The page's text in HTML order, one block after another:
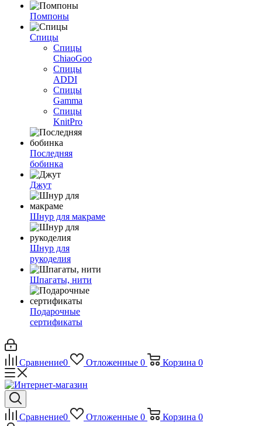
Помпоны
Спицы
Спицы
ChiaoGoo
Спицы
ADDI
Спицы
Gamma
Спицы
KnitPro
Последняя
бобинка
Джут
Шнур для макраме
Шнур для
рукоделия
Шпагаты, нити
Подарочные
сертификаты
Сравнение0 Отложенные 0 Корзина 0
Сравнение0 Отложенные 0 Корзина 0